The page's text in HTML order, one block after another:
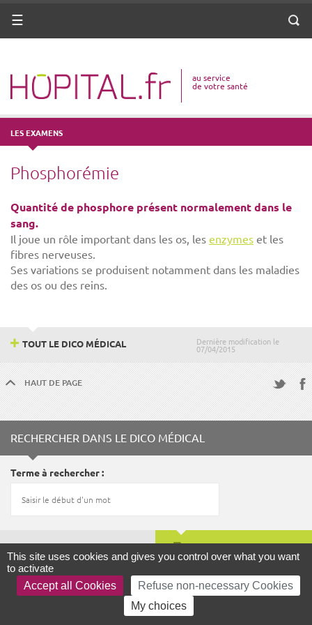
ANNUAIRE
VOTRE SANTÉ
DROITS & DÉMARCHES
MISSIONS
MÉTIERS
Menu
au service
de votre santé
LES EXAMENS
Phosphorémie
Quantité de phosphore présent normalement dans le
sang.
Il joue un rôle important dans les os, les enzymes et les
fibres nerveuses.
Ses variations se produisent notamment dans les maladies
des os ou des reins.
Dernière modification le
07/04/2015
TOUT LE DICO MÉDICAL
HAUT DE PAGE
RECHERCHER DANS LE DICO MÉDICAL
Terme à rechercher
LANCER LA RECHERCHE
This site uses cookies and gives you control over what you want
to activate
Accept all Cookies
Refuse non-necessary Cookies
My choices